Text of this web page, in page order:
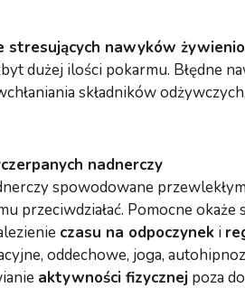
stresujących nawyków
dużej ilości pokarmu. Błędne
składników
ych nadnerczy
spowodowane
przeciwdziałać. Pomocne
czasu na odpoczynek i
oddechowe, joga,
aktywności fizycznej poza